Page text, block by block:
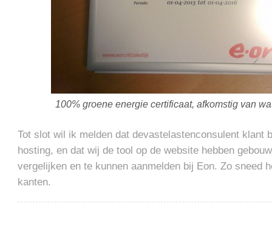
100% groene energie certificaat, afkomstig van
Tot slot wil ik melden dat devastelastenconsulent klant
hosting, en dat wij de tool op de website hebben
vergelijken en te kunnen aanmelden bij Eon. Zo sneed
kanten.